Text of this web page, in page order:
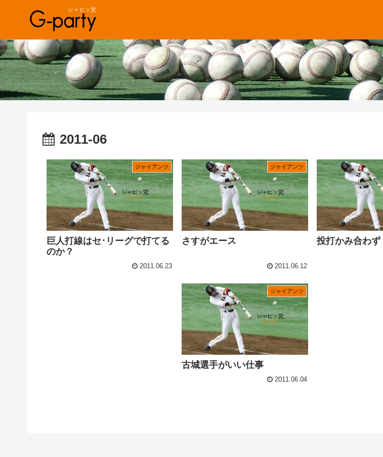
2011-06
ジャイアンツ
巨人打線はセ･リーグで打てる
のか？
2011.06.23
ジャイアンツ
さすがエース
2011.06.12
投打かみ合わず
ジャイアンツ
古城選手がいい仕事
2011.06.04